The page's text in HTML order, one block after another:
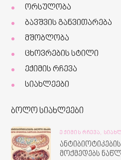
ორსულობა
ბავშვის განვითარება
მშობლობა
ცხოვრების სტილი
ექიმის რჩევა
სიახლეები
ბოლო სიახლეები
ᲔᲥᲘᲛᲘᲡ ᲠᲩᲔᲕᲐ,
მოქმედებს